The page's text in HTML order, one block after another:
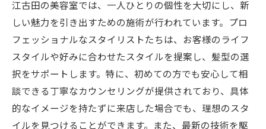
江古田の美容室では、一人ひとりの個性を大切にし、新
しい魅力を引き出すための施術が行われています。プロ
フェッショナルなスタイリストたちは、お客様のライフ
スタイルや好みに合わせたスタイルを提案し、髪型の選
択をサポートします。特に、初めての方でも安心して相
談できる丁寧なカウンセリングが提供されており、具体
的なイメージを持たずに来店した場合でも、理想のスタ
イルを見つけることができます。また、最新の技術を駆